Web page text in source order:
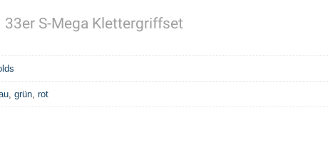
S-Mega Klettergriffset
, grün, rot